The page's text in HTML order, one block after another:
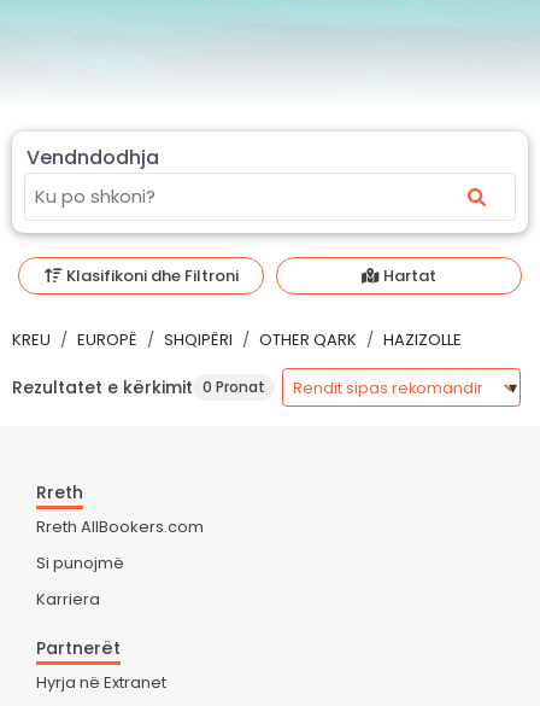
Vendndodhja
Klasifikoni dhe Filtroni Hartat
KREU EUROPË SHQIPËRI OTHER QARK HAZIZOLLE
Rezultatet e kërkimit 0 Pronat
Rreth
Rreth AllBookers.com
Si punojmë
Karriera
Partnerët
Hyrja në Extranet